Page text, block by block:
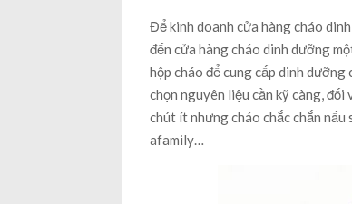
Để kinh doanh cửa hàng cháo
đến cửa hàng cháo dinh dưỡng
hộp cháo để cung cấp dinh
chọn nguyên liệu cần kỹ càng, đối
chút ít nhưng cháo chắc chắn nấu
afamily…